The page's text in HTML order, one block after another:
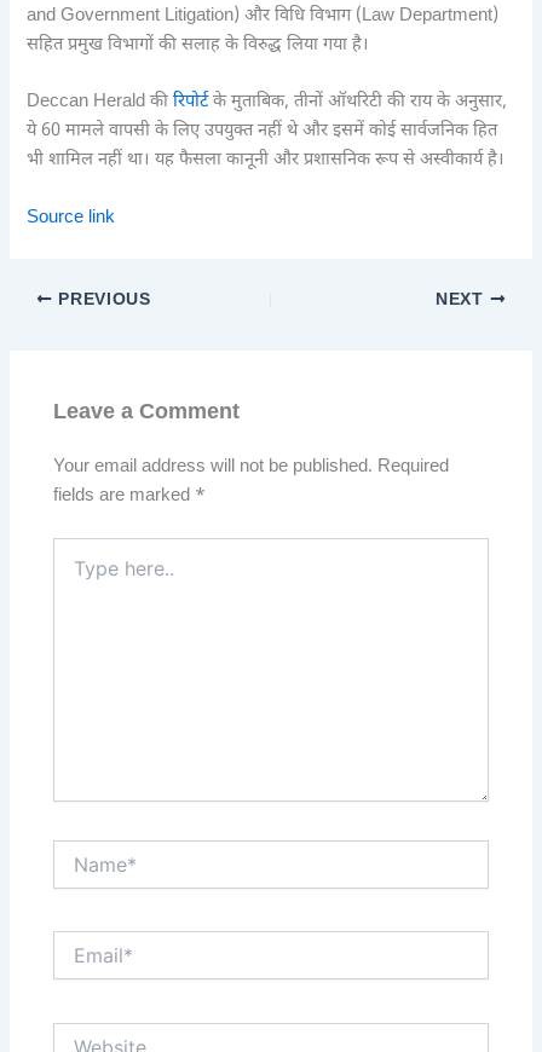
and Government Litigation) और विधि विभाग (Law Department)
सहित प्रमुख विभागों की सलाह के विरुद्ध लिया गया है।
Deccan Herald कीरिपोर्टके मुताबिक, तीनों ऑथरिटी की राय के अनुसार,
ये 60 मामले वापसी के लिए उपयुक्त नहीं थे और इसमें कोई सार्वजनिक हित
भी शामिल नहीं था। यह फैसला कानूनी और प्रशासनिक रूप से अस्वीकार्य है।
Source link
PREVIOUS NEXT
Leave a Comment
Your email address will not be published. Required
fields are marked *
here..